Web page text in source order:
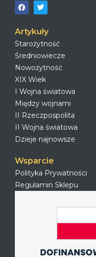
Artykuły
Starożytność
Średniowiecze
Nowożytność
XIX Wiek
I Wojna światowa
Między wojnami
II Rzeczpospolita
II Wojna światowa
Dzieje najnowsze
Wsparcie
Polityka Prywatności
Regulamin Sklepu